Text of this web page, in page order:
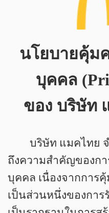
นโยบายคุ้ม
บุคคล
ของ บริษัท
บริษัท แมคไทย
ถึงความสำคัญของก
บุคคล เนื่องจากการ
เป็นส่วนหนึ่งของกา